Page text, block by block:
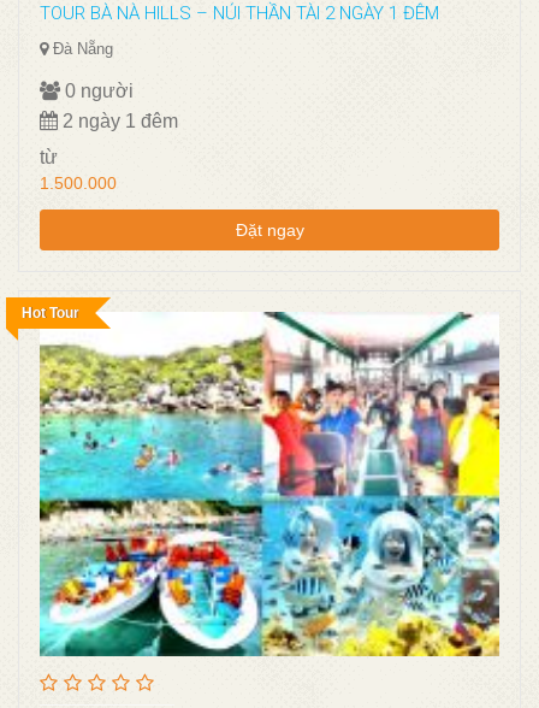
TOUR BÀ NÀ HILLS – NÚI THẦN TÀI 2 NGÀY 1 ĐÊM
Đà Nẵng
0 người
2 ngày 1 đêm
từ
1.500.000
Đặt ngay
Hot Tour